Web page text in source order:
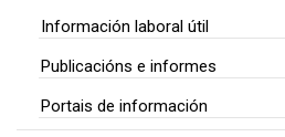
Información laboral útil
Publicacións e informes
Portais de información